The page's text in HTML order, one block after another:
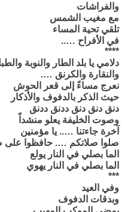
والفراشات
مع مغيب الشمس
تلقي تحية المساء
في الأفراح …..
****
دلامي يا بلد الطار والنوبة
والنقارة والكرنق ….
نعرج مساءً إلى قعر الحوش
حيث الذكر بالدفوف والأذكار
دنق دنق دنق ددنق ددنق
وصوت الخليفة يعلو منشداً
آخرة جاءتنا ….. يا مؤمنين
صلوا صلاتكم …. حافظوا على
الما بصلي في النار يولع
الما بصلي في النار يهوي
***
وفي العيد
وبدقات الدفوف